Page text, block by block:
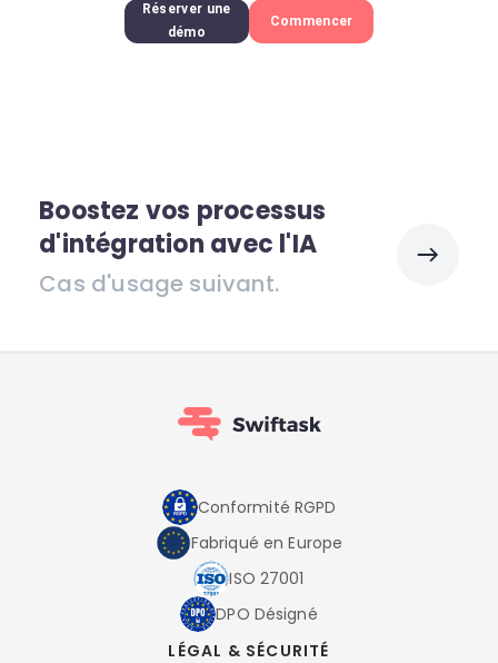
Réserver une
démo
Commencer
Boostez vos processus
d'intégration avec l'IA
Cas d'usage suivant.
Conformité RGPD
Fabriqué en Europe
ISO 27001
DPO Désigné
LÉGAL & SÉCURITÉ